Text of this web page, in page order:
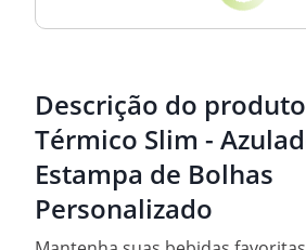
Descrição do
Térmico Slim -
Estampa de Bolhas
Personalizado